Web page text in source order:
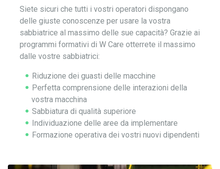
Siete sicuri che tutti i vostri operatori dispongano
delle giuste conoscenze per usare la vostra
sabbiatrice al massimo delle sue capacità? Grazie ai
programmi formativi di W Care otterrete il massimo
dalle vostre sabbiatrici:
Riduzione dei guasti delle macchine
Perfetta comprensione delle interazioni della
vostra macchina
Sabbiatura di qualità superiore
Individuazione delle aree da implementare
Formazione operativa dei vostri nuovi dipendenti